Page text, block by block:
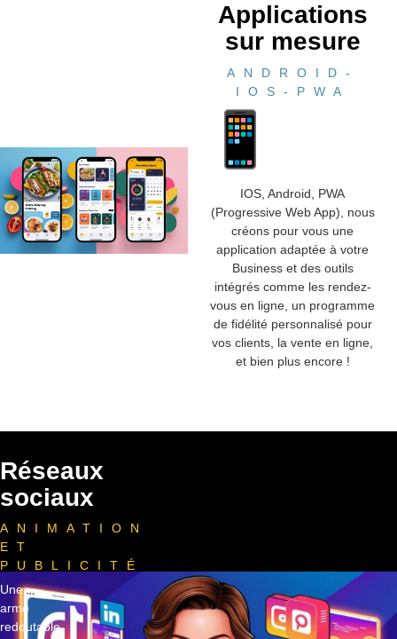
Applications
sur mesure
ANDROID-
IOS-PWA
IOS, Android, PWA
(Progressive Web App), nous
créons pour vous une
application adaptée à votre
Business et des outils
intégrés comme les rendez-
vous en ligne, un programme
de fidélité personnalisé pour
vos clients, la vente en ligne,
et bien plus encore !
Réseaux
sociaux
ANIMATION
ET
PUBLICITÉ
Une
arme
redoutable